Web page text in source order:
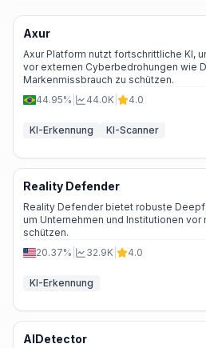
Axur
Axur Platform nutzt fortschrittliche KI,
vor externen Cyberbedrohungen wie
Markenmissbrauch zu schützen.
44.95%
44.0K 4.0
KI-Erkennung KI-Scanner
Reality Defender
Reality Defender bietet robuste
um Unternehmen und Institutionen vor
schützen.
20.37%
32.9K 4.0
KI-Erkennung
AIDetector